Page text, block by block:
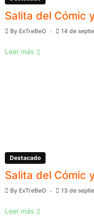
Salita del Cómic
By ExTreBeO 14 de
Leer más
Destacado
Salita del Cómic
By ExTreBeO 13 de
Leer más